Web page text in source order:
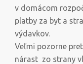
v domácom
platby za byt a
výdavkov.
Veľmi pozorne
nárast zo strany